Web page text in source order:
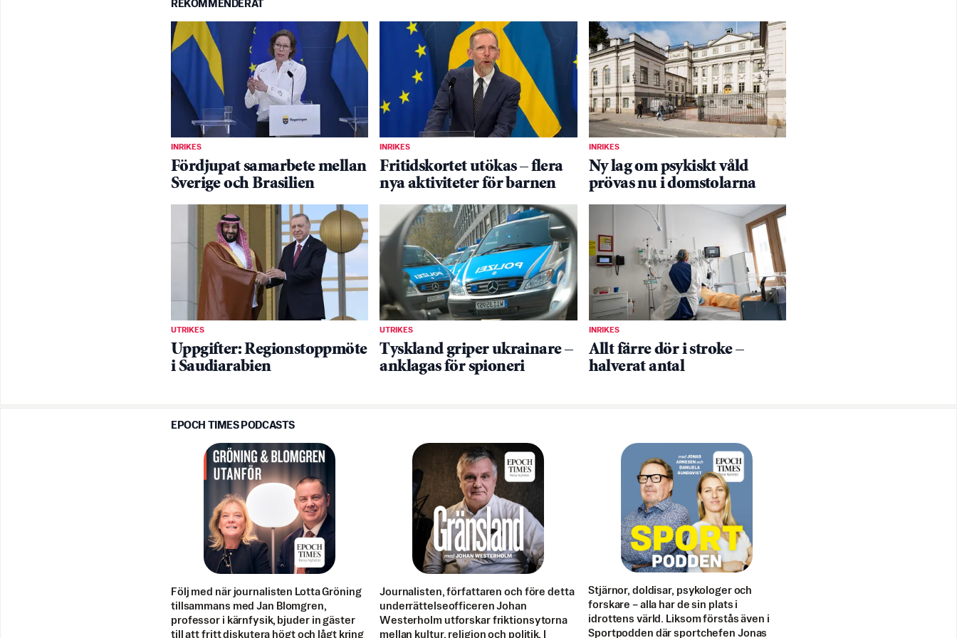
REKOMMENDERAT
INRIKES
Fördjupat samarbete mellan
Sverige och Brasilien
INRIKES
Fritidskortet utökas – flera
nya aktiviteter för barnen
INRIKES
Ny lag om psykiskt våld
prövas nu i domstolarna
UTRIKES
Uppgifter: Regionstoppmöte
i Saudiarabien
UTRIKES
Tyskland griper ukrainare –
anklagas för spioneri
INRIKES
Allt färre dör i stroke –
halverat antal
EPOCH TIMES PODCASTS
Följ med när journalisten Lotta Gröning
tillsammans med Jan Blomgren,
professor i kärnfysik, bjuder in gäster
till att fritt diskutera högt och lågt kring
Journalisten, författaren och före detta
underrättelseofficeren Johan
Westerholm utforskar friktionsytorna
mellan kultur, religion och politik. I
Stjärnor, doldisar, psykologer och
forskare – alla har de sin plats i
idrottens värld. Liksom förstås även i
Sportpodden där sportchefen Jonas